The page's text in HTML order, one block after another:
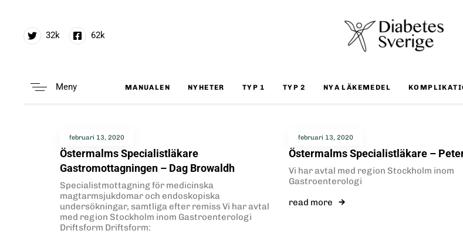
32k 62k
Meny MANUALEN NYHETER TYP 1 TYP 2 NYA LÄKEMEDEL
februari 13, 2020
Östermalms Specialistläkare
Gastromottagningen – Dag Browaldh
Specialistmottagning för medicinska
magtarmsjukdomar och endoskopiska
undersökningar, samtliga efter remiss Vi har avtal
med region Stockholm inom Gastroenterologi
Driftsform Driftsform:
februari 13, 2020
Östermalms Specialistläkare –
Vi har avtal med region Stockholm inom
Gastroenterologi
read more